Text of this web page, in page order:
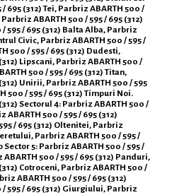
695 (312) Tei, Parbriz ABARTH 500 /
ABARTH 500 / 595 / 695 (312)
595 / 695 (312) Balta Alba, Parbriz
Civic, Parbriz ABARTH 500 / 595 /
500 / 595 / 695 (312) Dudesti,
Lipscani, Parbriz ABARTH 500 /
500 / 595 / 695 (312) Titan,
Unirii, Parbriz ABARTH 500 / 595
500 / 595 / 695 (312) Timpuri Noi.
Sectorul 4: Parbriz ABARTH 500 /
500 / 595 / 695 (312)
/ 695 (312) Oltenitei, Parbriz
Parbriz ABARTH 500 / 595 /
5: Parbriz ABARTH 500 / 595 /
500 / 595 / 695 (312) Panduri,
Cotroceni, Parbriz ABARTH 500 /
ABARTH 500 / 595 / 695 (312)
595 / 695 (312) Giurgiului, Parbriz